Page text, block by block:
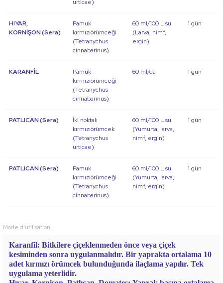
urticae)
HIYAR,
KORNİŞON (Sera)
Pamuk
kırmızıörümceği
(Tetranychus
cinnabarinus)
60 ml/100 L su
(Larva, nimf,
ergin)
1 gün
KARANFİL
Pamuk
kırmızıörümceği
(Tetranychus
cinnabarinus)
60 ml/da 1 gün
PATLICAN (Sera)
İki noktalı
kırmızıörümcek
(Tetranychus
urticae)
60 ml/100 L su
(Yumurta, larva,
nimf, ergin)
1 gün
PATLICAN (Sera)
Pamuk
kırmızıörümceği
(Tetranychus
cinnabarinus)
60 ml/100 L su
(Yumurta, larva,
nimf, ergin)
1 gün
Mode d'utilisation
Karanfil: Bitkilere çiçeklenmeden önce veya çiçek
kesiminden sonra uygulanmalıdır. Bir yaprakta ortalama 10
adet kırmızı örümcek bulunduğunda ilaçlama yapılır. Tek
uygulama yeterlidir.